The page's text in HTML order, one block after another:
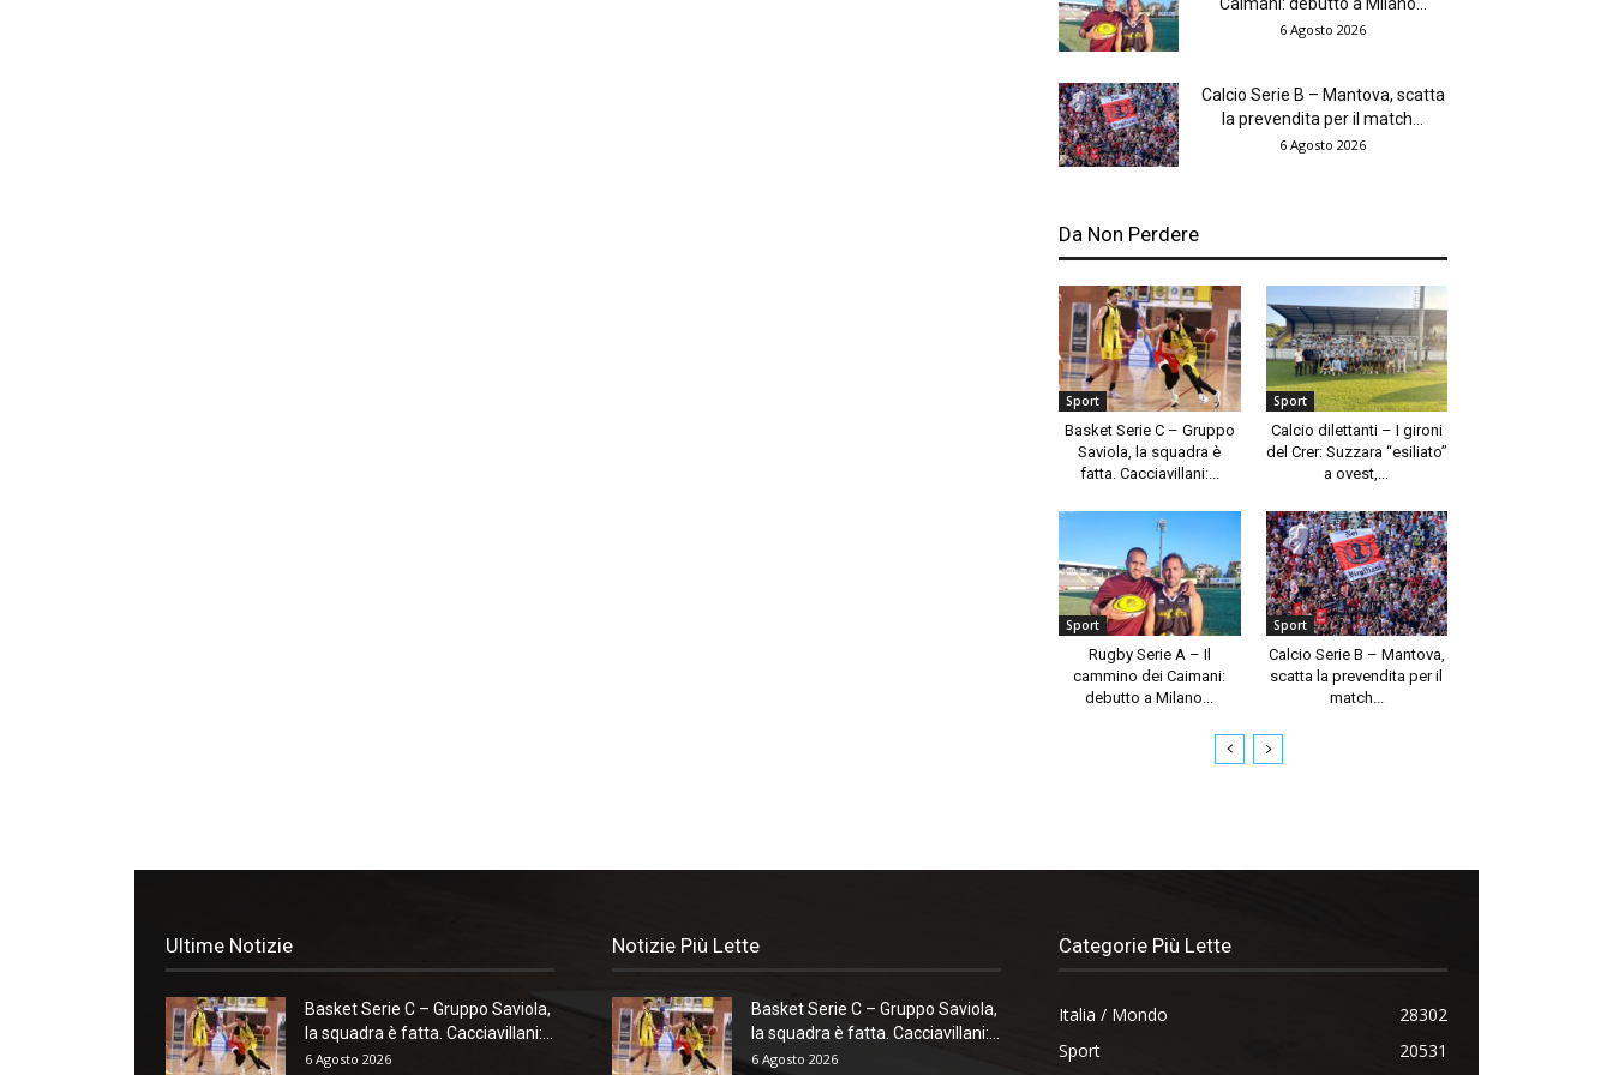
Caimani: debutto a Milano...
6 Agosto 2026
Calcio Serie B – Mantova, scatta
la prevendita per il match...
6 Agosto 2026
Da Non Perdere
Sport
Basket Serie C – Gruppo
Saviola, la squadra è
fatta. Cacciavillani:...
Sport
Calcio dilettanti – I gironi
del Crer: Suzzara “esiliato”
a ovest,...
Sport
Rugby Serie A – Il
cammino dei Caimani:
debutto a Milano...
Sport
Calcio Serie B – Mantova,
scatta la prevendita per il
match...
Ultime Notizie
Basket Serie C – Gruppo Saviola,
la squadra è fatta. Cacciavillani:...
6 Agosto 2026
Notizie Più Lette
Basket Serie C – Gruppo Saviola,
la squadra è fatta. Cacciavillani:...
6 Agosto 2026
Categorie Più Lette
Italia / Mondo
28302
Sport
20531